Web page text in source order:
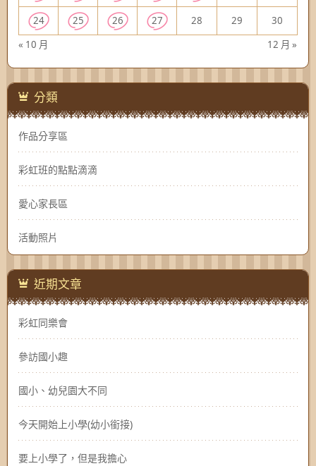
« 10 月 12 月 »
24 25 26 27 28 29 30
分類
作品分享區
彩虹班的點點滴滴
愛心家長區
活動照片
近期文章
彩虹同樂會
參訪國小趣
國小、幼兒園大不同
今天開始上小學(幼小銜接)
要上小學了，但是我擔心